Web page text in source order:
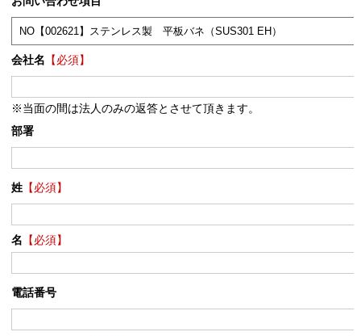
会社名 【必須】
※当面の間は法人のみの返答とさせて頂きます。
部署
姓【必須】
名 【必須】
電話番号